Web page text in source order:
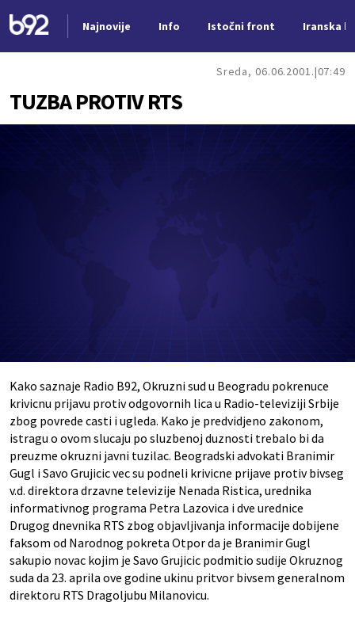
Najnovije Info Istočni front Iranska
Sreda, 06.06.2001. 07:49
TUZBA PROTIV RTS
Kako saznaje Radio B92, Okruzni sud u Beogradu pokrenuce
krivicnu prijavu protiv odgovornih lica u Radio-televiziji Srbije
zbog povrede casti i ugleda. Kako je predvidjeno zakonom,
istragu o ovom slucaju po sluzbenoj duznosti trebalo bi da
preuzme okruzni javni tuzilac. Beogradski advokati Branimir
Gugl i Savo Grujicic vec su podneli krivicne prijave protiv bivseg
v.d. direktora drzavne televizije Nenada Ristica, urednika
informativnog programa Petra Lazovica i dve urednice
Drugog dnevnika RTS zbog objavljivanja informacije dobijene
faksom od Narodnog pokreta Otpor da je Branimir Gugl
sakupio novac kojim je Savo Grujicic podmitio sudije Okruznog
suda da 23. aprila ove godine ukinu pritvor bivsem generalnom
direktoru RTS Dragoljubu Milanovicu.